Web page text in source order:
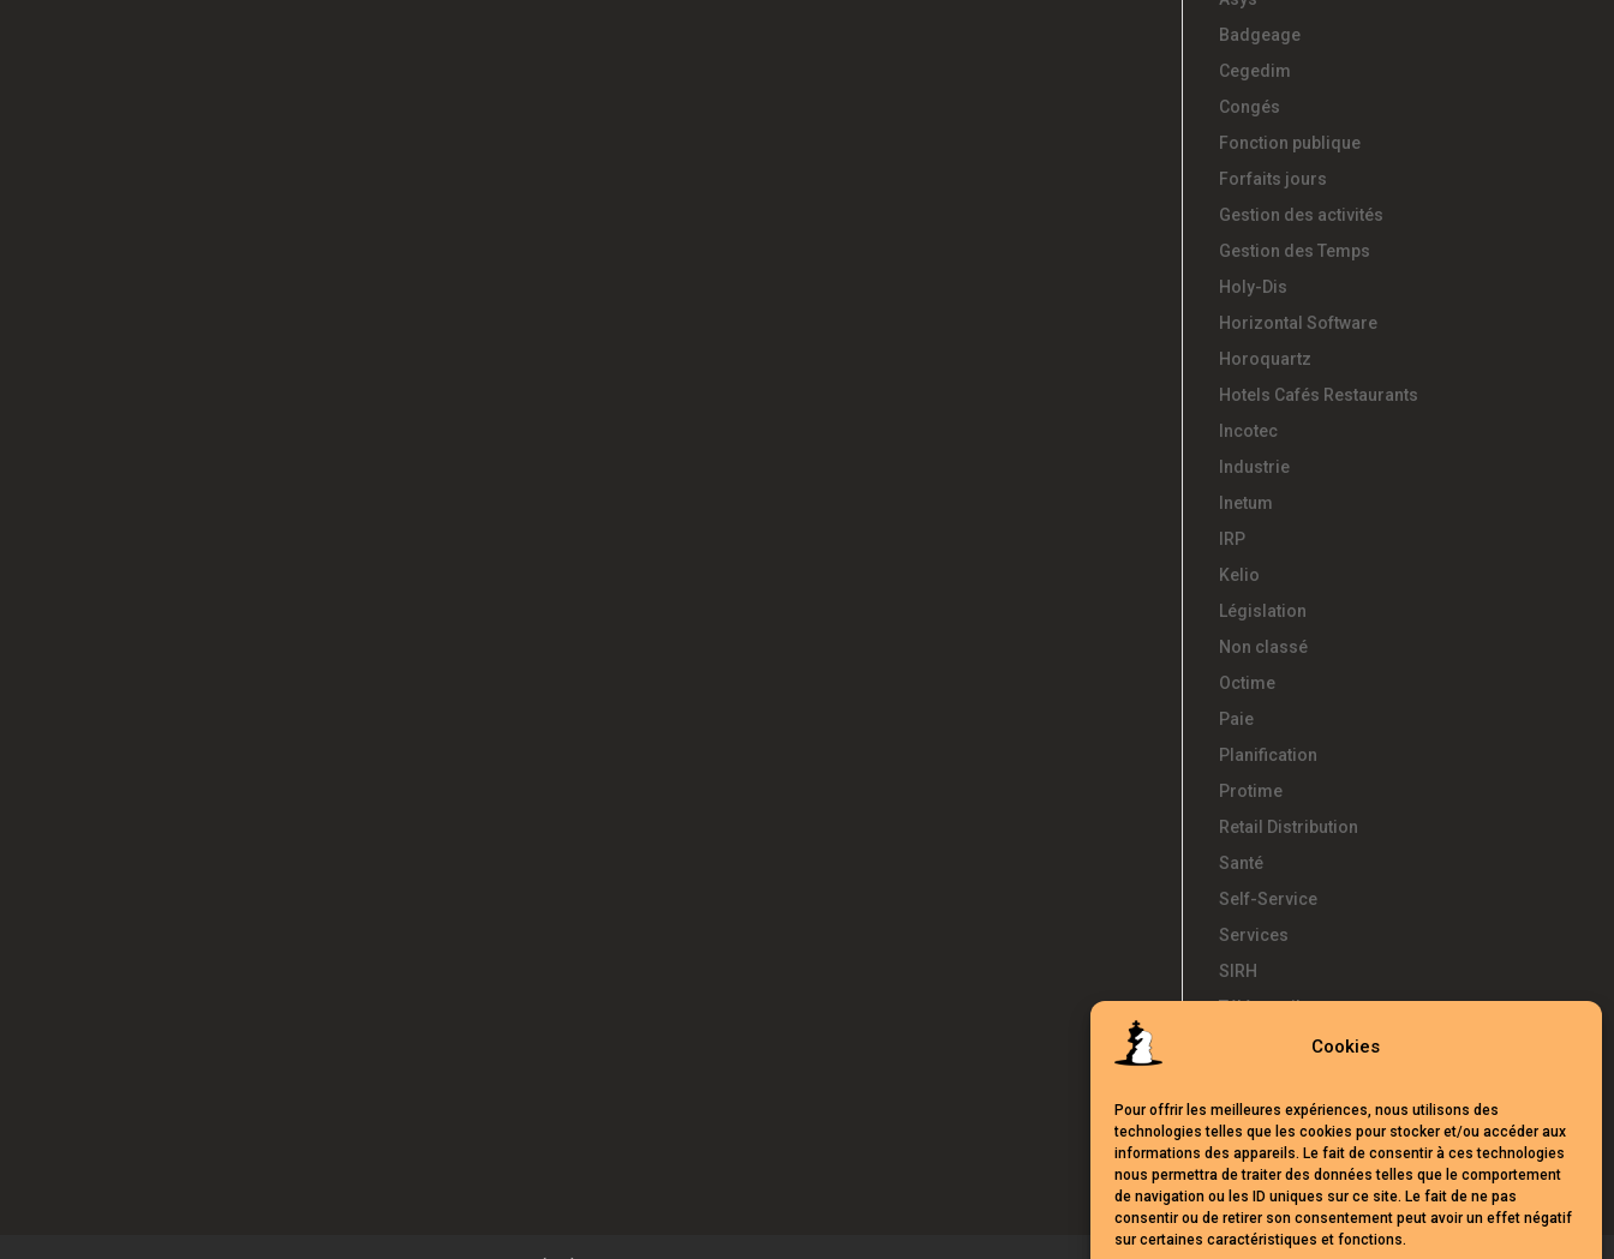
Cookies
Pour offrir les meilleures expériences, nous utilisons des
technologies telles que les cookies pour stocker et/ou accéder aux
informations des appareils. Le fait de consentir à ces technologies
nous permettra de traiter des données telles que le comportement
de navigation ou les ID uniques sur ce site. Le fait de ne pas
consentir ou de retirer son consentement peut avoir un effet négatif
sur certaines caractéristiques et fonctions.
Badgeage
Cegedim
Congés
Fonction publique
Forfaits jours
Gestion des activités
Gestion des Temps
Holy-Dis
Horizontal Software
Horoquartz
Hotels Cafés Restaurants
Incotec
Industrie
Inetum
IRP
Kelio
Législation
Non classé
Octime
Paie
Planification
Protime
Retail Distribution
Santé
Self-Service
Services
SIRH
Télétravail
Témoignages
UKG
Webinars